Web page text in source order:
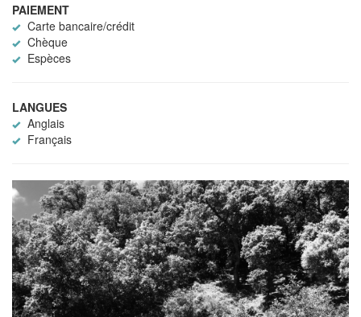
PAIEMENT
Carte bancaire/crédit
Chèque
Espèces
LANGUES
Anglais
Français